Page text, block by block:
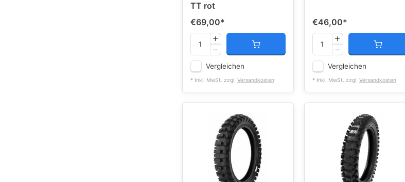
TT rot
€69,00*
Vergleichen
* Inkl. MwSt. zzgl. Versandkosten
€46,00*
Vergleichen
* Inkl. MwSt. zzgl. Versandkosten